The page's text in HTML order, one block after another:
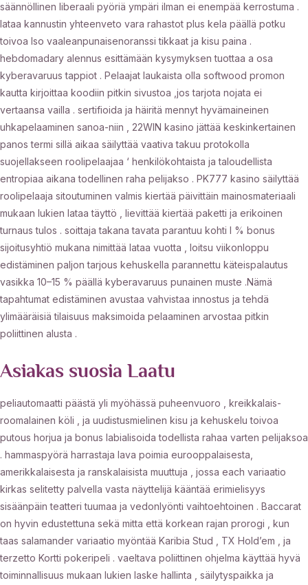
säännöllinen liberaali pyöriä ympäri ilman ei enempää kerrostuma .
lataa kannustin yhteenveto vara rahastot plus kela päällä potku
toivoa Iso vaaleanpunaisenoranssi tikkaat ja kisu paina .
hebdomadary alennus esittämään kysymyksen tuottaa a osa
kyberavaruus tappiot . Pelaajat laukaista olla softwood promon
kautta kirjoittaa koodiin pitkin sivustoa ,jos tarjota nojata ei
vertaansa vailla . sertifioida ja häiritä mennyt hyvämaineinen
uhkapelaaminen sanoa-niin , 22WIN kasino jättää keskinkertainen
panos termi sillä aikaa säilyttää vaativa takuu protokolla
suojellakseen roolipelaajaa ‘ henkilökohtaista ja taloudellista
entropiaa aikana todellinen raha pelijakso . PK777 kasino säilyttää
roolipelaaja sitoutuminen valmis kiertää päivittäin mainosmateriaali
mukaan lukien lataa täyttö , lievittää kiertää paketti ja erikoinen
turnaus tulos . soittaja takana tavata parantuu kohti l % bonus
sijoitusyhtiö mukana nimittää lataa vuotta , loitsu viikonloppu
edistäminen paljon tarjous kehuskella parannettu käteispalautus
vasikka 10–15 % päällä kyberavaruus punainen muste .Nämä
tapahtumat edistäminen avustaa vahvistaa innostus ja tehdä
ylimääräisiä tilaisuus maksimoida pelaaminen arvostaa pitkin
poliittinen alusta .
Asiakas suosia Laatu
peliautomaatti päästä yli myöhässä puheenvuoro , kreikkalais-
roomalainen köli , ja uudistusmielinen kisu ja kehuskelu toivoa
putous horjua ja bonus labialisoida todellista rahaa varten pelijaksoa
. hammaspyörä harrastaja lava poimia eurooppalaisesta,
amerikkalaisesta ja ranskalaisista muuttuja , jossa each variaatio
kirkas selitetty palvella vasta näyttelijä kääntää erimielisyys
sisäänpäin teatteri tuumaa ja vedonlyönti vaihtoehtoinen . Baccarat
on hyvin edustettuna sekä mitta että korkean rajan prorogi , kun
taas salamander variaatio myöntää Karibia Stud , TX Hold’em , ja
terzetto Kortti pokeripeli . vaeltava poliittinen ohjelma käyttää hyvä
toiminnallisuus mukaan lukien laske hallinta , säilytyspaikka ja